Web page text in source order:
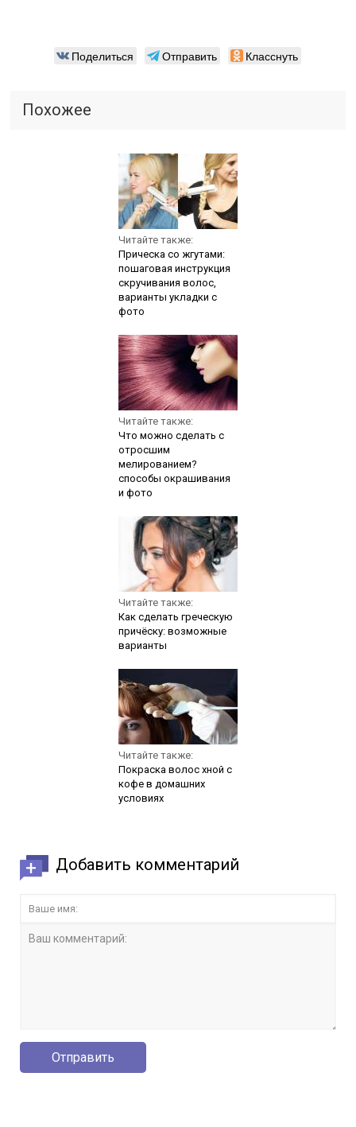
Поделиться Отправить Класснуть
Похожее
Читайте также:
Прическа со жгутами:
пошаговая инструкция
скручивания волос,
варианты укладки с
фото
Читайте также:
Что можно сделать с
отросшим
мелированием?
способы окрашивания
и фото
Читайте также:
Как сделать греческую
причёску: возможные
варианты
Читайте также:
Покраска волос хной с
кофе в домашних
условиях
Добавить комментарий